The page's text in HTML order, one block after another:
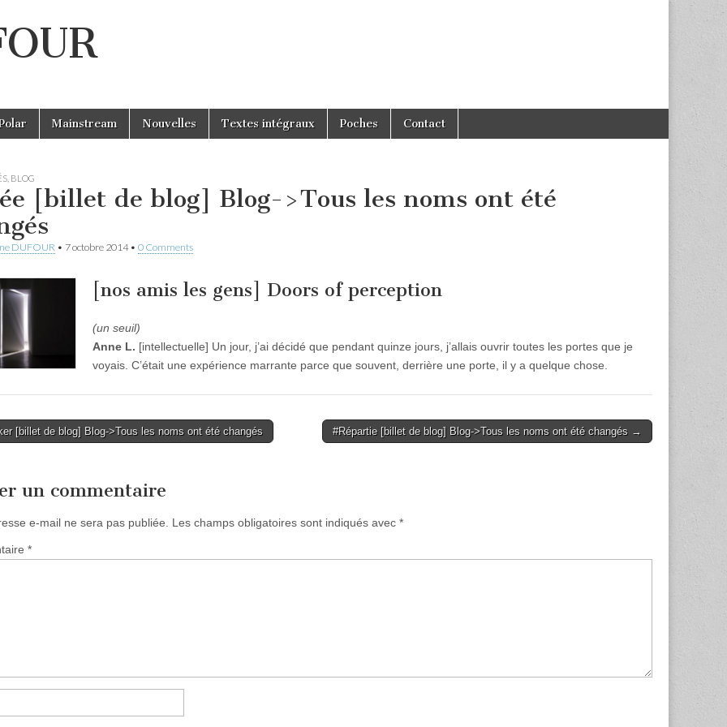
Mainstream Nouvelles Textes intégraux Poches Contact
BLOG
[billet de blog] Blog->Tous les noms ont été
DUFOUR • 7 octobre 2014• 0 Comments
[nos amis les gens] Doors of perception
(un seuil)
Anne L. [intellectuelle] Un jour, j’ai décidé que pendant quinze jours, j’allais ouvrir toutes les portes que je
voyais. C’était une expérience marrante parce que souvent, derrière une porte, il y a quelque chose.
[billet de blog] Blog->Tous les noms ont été changés #Répartie [billet de blog] Blog->Tous les noms ont été changés →
un commentaire
e-mail ne sera pas publiée. Les champs obligatoires sont indiqués avec *
*